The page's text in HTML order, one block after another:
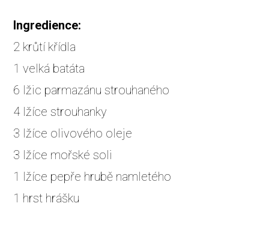
Ingredience:
2 krůtí křídla
1 velká batáta
6 lžic parmazánu strouhaného
4 lžíce strouhanky
3 lžíce olivového oleje
3 lžíce mořské soli
1 lžíce pepře hrubě namletého
1 hrst hrášku